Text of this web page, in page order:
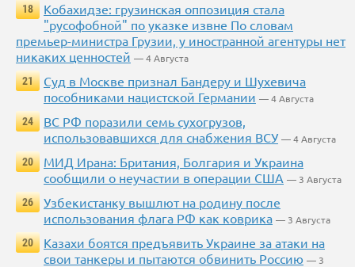
18
Кобахидзе: грузинская оппозиция стала
"русофобной" по указке извне По словам
премьер-министра Грузии, у иностранной агентуры нет
никаких ценностей — 4 Августа
21
Суд в Москве признал Бандеру и Шухевича
пособниками нацистской Германии — 4 Августа
24
ВС РФ поразили семь сухогрузов,
использовавшихся для снабжения ВСУ — 4 Августа
20
МИД Ирана: Британия, Болгария и Украина
сообщили о неучастии в операции США — 3 Августа
26
Узбекистанку вышлют на родину после
использования флага РФ как коврика — 3 Августа
20
Казахи боятся предъявить Украине за атаки на
свои танкеры и пытаются обвинить Россию — 3